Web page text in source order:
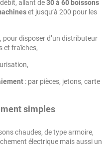
allant de30 à 60 boissons
et jusqu’à 200 pour les
pour disposer d’un distributeur
et fraîches,
: par pièces, jetons, carte
simples
chaudes, de type armoire,
électrique mais aussi un